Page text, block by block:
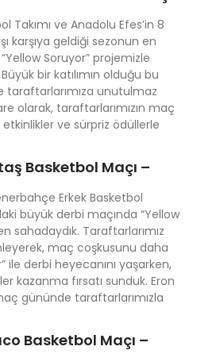
Takımı ve Anadolu Efes’in 8
karşıya geldiği sezonun en
Soruyor” projemizle
bir katılımın olduğu bu
taraftarlarımıza unutulmaz
olarak, taraftarlarımızın maç
ve sürpriz ödüllerle
Basketbol Maçı –
Erkek Basketbol
büyük derbi maçında “Yellow
sahadaydık. Taraftarlarımız
maç coşkusunu daha
ile derbi heyecanını yaşarken,
kazanma fırsatı sunduk. Eron
gününde taraftarlarımızla
Basketbol Maçı –